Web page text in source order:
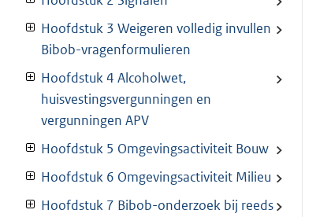
Hoofdstuk 3 Weigeren volledig invullen
Bibob-vragenformulieren
Hoofdstuk 4 Alcoholwet,
huisvestingsvergunningen en
vergunningen APV
Hoofdstuk 5 Omgevingsactiviteit Bouw
Hoofdstuk 6 Omgevingsactiviteit Milieu
Hoofdstuk 7 Bibob-onderzoek bij reeds